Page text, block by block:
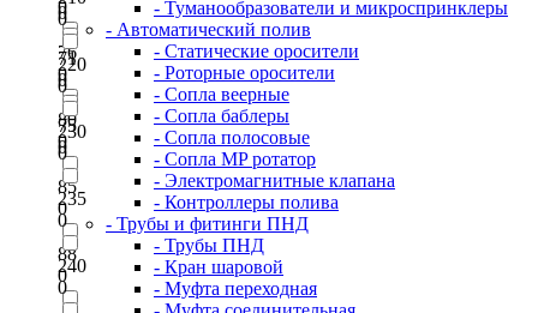
0
76
0
80
0
85
0
88
0
0
71
0
75
0
0
220
0
230
0
235
0
240
0
- Туманообразователи и микроспринклеры
- Автоматический полив
- Статические оросители
- Роторные оросители
- Сопла веерные
- Сопла баблеры
- Сопла полосовые
- Сопла MP ротатор
- Электромагнитные клапана
- Контроллеры полива
- Трубы и фитинги ПНД
- Трубы ПНД
- Кран шаровой
- Муфта переходная